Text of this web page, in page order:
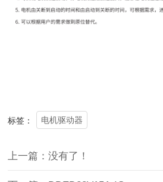
标签： 电机驱动器
上一篇：没有了！